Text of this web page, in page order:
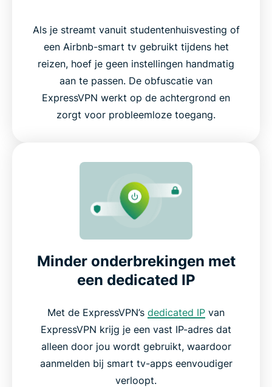
Als je streamt vanuit studentenhuisvesting of
een Airbnb-smart tv gebruikt tijdens het
reizen, hoef je geen instellingen handmatig
aan te passen. De obfuscatie van
ExpressVPN werkt op de achtergrond en
zorgt voor probleemloze toegang.
Minder onderbrekingen met
een dedicated IP
Met de ExpressVPN’s dedicated IP van
ExpressVPN krijg je een vast IP-adres dat
alleen door jou wordt gebruikt, waardoor
aanmelden bij smart tv-apps eenvoudiger
verloopt.